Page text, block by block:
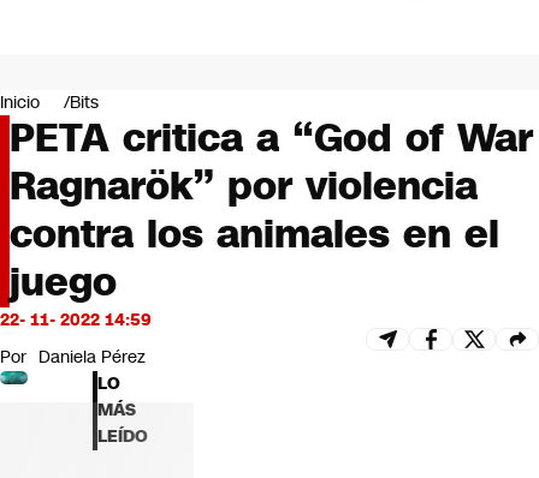
Negocios
Deportes
Programas completos
Cultura
Servicios
Bits
CNN tiempo
Futuro 360
Inicio Bits
PETA critica a “God of War
Ragnarök” por violencia
contra los animales en el
juego
22- 11- 2022 14:59
Por Daniela Pérez
LO
MÁS
LEÍDO